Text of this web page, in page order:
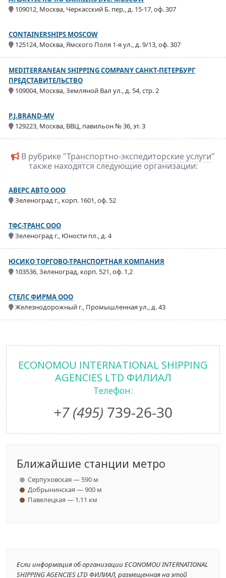
109012, Москва, Черкасский Б. пер., д. 15-17, оф. 307
CONTAINERSHIPS MOSCOW
125124, Москва, Ямского Поля 1-я ул., д. 9/13, оф. 307
MEDITERRANEAN SHIPPING COMPANY САНКТ-ПЕТЕРБУРГ
ПРЕДСТАВИТЕЛЬСТВО
109004, Москва, Земляной Вал ул., д. 54, стр. 2
P.J.BRAND-MV
129223, Москва, ВВЦ, павильон № 36, эт. 3
В рубрике "Транспортно-экспедиторские услуги"
также находятся следующие организации:
АВЕРС АВТО ООО
Зеленоград г., корп. 1601, оф. 52
ТФС-ТРАНС ООО
Зеленоград г., Юности пл., д. 4
ЮСИКО ТОРГОВО-ТРАНСПОРТНАЯ КОМПАНИЯ
103536, Зеленоград, корп. 521, оф. 1,2
СТЕЛС ФИРМА ООО
Железнодорожный г., Промышленная ул., д. 43
ECONOMOU INTERNATIONAL SHIPPING
AGENCIES LTD ФИЛИАЛ
Телефон:
+7 (495) 739-26-30
Ближайшие станции метро
Серпуховская — 590 м
Добрынинская — 900 м
Павелецкая — 1.11 км
Если информация об организации ECONOMOU INTERNATIONAL
SHIPPING AGENCIES LTD ФИЛИАЛ, размещенная на этой